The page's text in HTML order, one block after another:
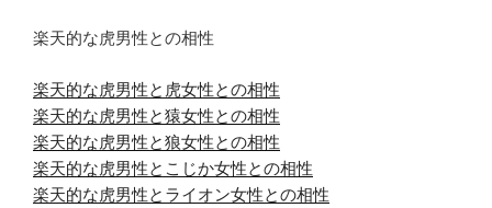
楽天的な虎男性との相性
楽天的な虎男性と虎女性との相性
楽天的な虎男性と猿女性との相性
楽天的な虎男性と狼女性との相性
楽天的な虎男性とこじか女性との相性
楽天的な虎男性とライオン女性との相性